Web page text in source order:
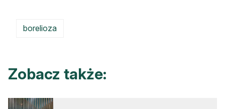
borelioza
Zobacz także: